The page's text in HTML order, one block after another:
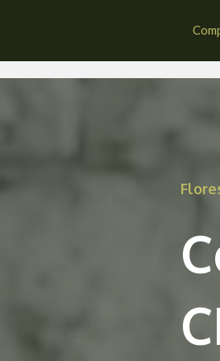
Miguel del Valle